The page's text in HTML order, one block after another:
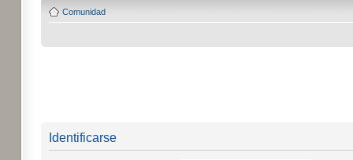
Comunidad
Identificarse